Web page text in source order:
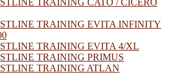
TRAINING CATO / CICERO
TRAINING EVITA INFINITY
TRAINING EVITA 4/XL
TRAINING PRIMUS
TRAINING ATLAN